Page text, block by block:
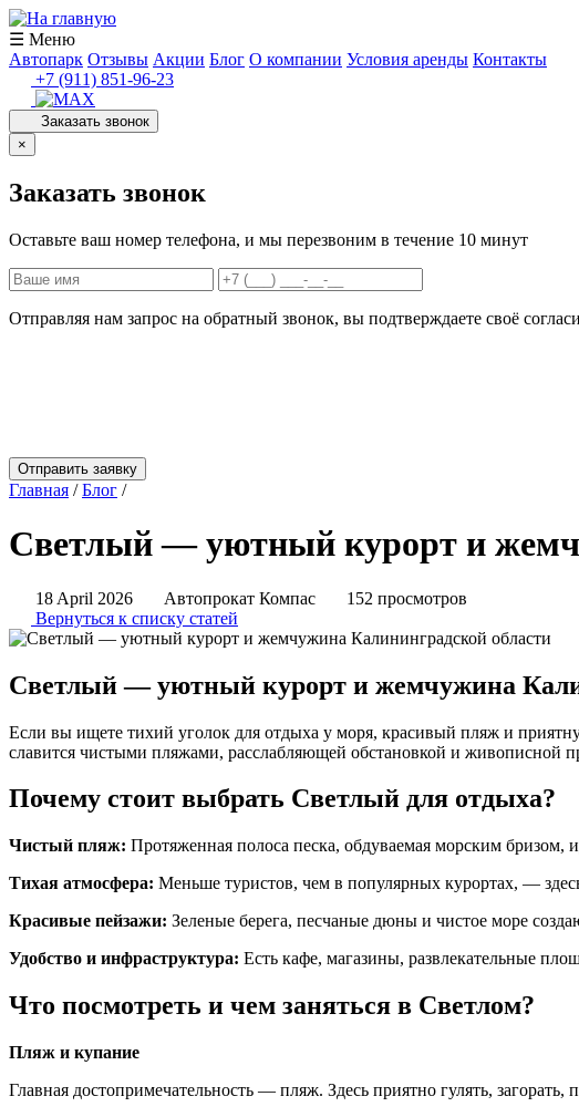
☰ Меню
Автопарк Отзывы Акции Блог О компании Условия аренды Контакты
+7 (911) 851-96-23
Заказать звонок
×
Заказать звонок
Оставьте ваш номер телефона, и мы перезвоним в течение 10 минут
Отправляя нам запрос на обратный звонок, вы подтверждаете своё
Отправить заявку
Главная / Блог /
Светлый — уютный курорт и
18 April 2026 Автопрокат Компас
152 просмотров
Вернуться к списку статей
Светлый — уютный курорт и жемчужина
Если вы ищете тихий уголок для отдыха у моря, красивый пляж и
славится чистыми пляжами, расслабляющей обстановкой и живописной
Почему стоит выбрать Светлый для отдыха?
Чистый пляж: Протяженная полоса песка, обдуваемая морским бризом,
Тихая атмосфера: Меньше туристов, чем в популярных курортах, —
Красивые пейзажи: Зеленые берега, песчаные дюны и чистое море
Удобство и инфраструктура: Есть кафе, магазины, развлекательные
Что посмотреть и чем заняться в Светлом?
Пляж и купание
Главная достопримечательность — пляж. Здесь приятно гулять,